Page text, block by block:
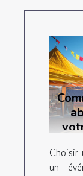
Choisir
un